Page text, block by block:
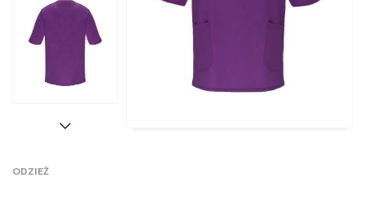
ODZIEŻ